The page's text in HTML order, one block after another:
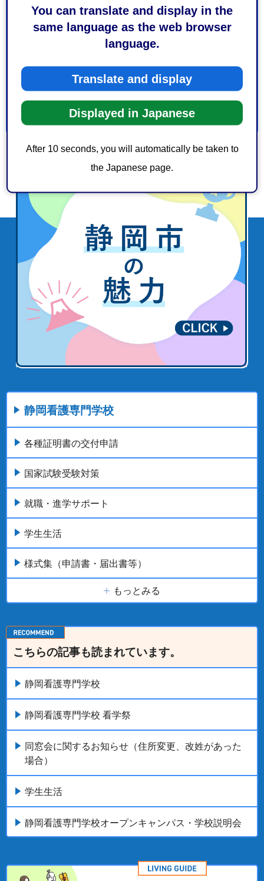
You can translate and display in the
same language as the web browser
language.
Translate and display
Displayed in Japanese
After 10 seconds, you will automatically be taken to
the Japanese page.
1：役に立った
2：ふつう
3：役に立たなかった
このページの情報は見つけやすかったですか？
3：見つけにくかった
静岡看護専門学校
各種証明書の交付申請
国家試験受験対策
就職・進学サポート
学生生活
様式集（申請書・届出書等）
もっとみる
こちらの記事も読まれています。
静岡看護専門学校
静岡看護専門学校 看学祭
同窓会に関するお知らせ（住所変更、改姓があった
場合）
学生生活
静岡看護専門学校オープンキャンパス・学校説明会